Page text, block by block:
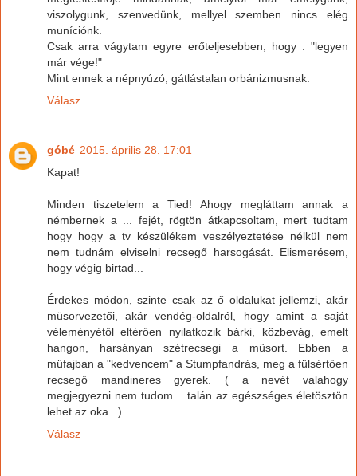
viszolygunk, szenvedünk, mellyel szemben nincs elég
muníciónk.
Csak arra vágytam egyre erőteljesebben, hogy : "legyen
már vége!"
Mint ennek a népnyúzó, gátlástalan orbánizmusnak.
Válasz
góbé 2015. április 28. 17:01
Kapat!
Minden tiszetelem a Tied! Ahogy megláttam annak a
némbernek a ... fejét, rögtön átkapcsoltam, mert tudtam
hogy hogy a tv készülékem veszélyeztetése nélkül nem
nem tudnám elviselni recsegő harsogását. Elismerésem,
hogy végig birtad...
Érdekes módon, szinte csak az ő oldalukat jellemzi, akár
müsorvezetői, akár vendég-oldalról, hogy amint a saját
véleményétől eltérően nyilatkozik bárki, közbevág, emelt
hangon, harsányan szétrecsegi a müsort. Ebben a
müfajban a "kedvencem" a Stumpfandrás, meg a fülsértően
recsegő mandineres gyerek. ( a nevét valahogy
megjegyezni nem tudom... talán az egészséges életösztön
lehet az oka...)
Válasz